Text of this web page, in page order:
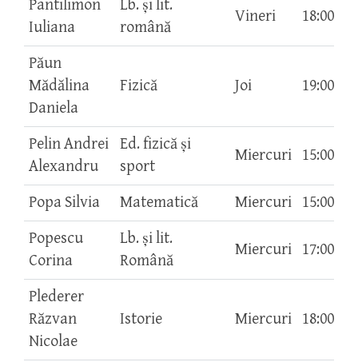
Pantilimon
Iuliana
Lb. și lit.
română
Vineri 18:00-
Păun
Mădălina
Daniela
Fizică Joi 19:00-
Pelin Andrei
Alexandru
Ed. fizică şi
sport
Miercuri 15:00-
Popa Silvia Matematică Miercuri
15:00-
Popescu
Corina
Lb. și lit.
Română
Miercuri 17:00-
Plederer
Răzvan
Nicolae
Istorie Miercuri 18:00-